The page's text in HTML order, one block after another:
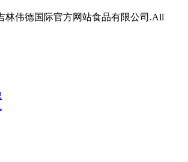
林伟德国际官方网站食品有限公司.All